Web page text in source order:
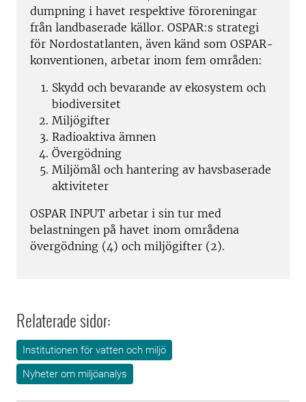
dumpning i havet respektive föroreningar
från landbaserade källor. OSPAR:s strategi
för Nordostatlanten, även känd som OSPAR-
konventionen, arbetar inom fem områden:
Skydd och bevarande av ekosystem och
biodiversitet
Miljögifter
Radioaktiva ämnen
Övergödning
Miljömål och hantering av havsbaserade
aktiviteter
OSPAR INPUT arbetar i sin tur med
belastningen på havet inom områdena
övergödning (4) och miljögifter (2).
Relaterade sidor:
Institutionen för vatten och miljö
Nyheter om miljöanalys